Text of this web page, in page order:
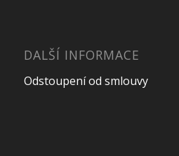
DALŠÍ INFORMACE
Odstoupení od smlouvy